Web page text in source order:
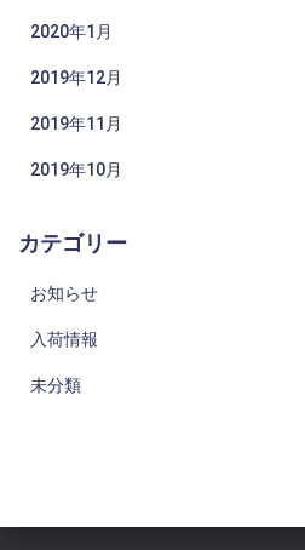
2020年1月
2019年12月
2019年11月
2019年10月
カテゴリー
お知らせ
入荷情報
未分類